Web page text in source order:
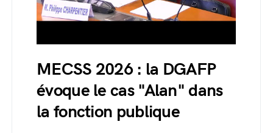
MECSS 2026 : la DGAFP
évoque le cas "Alan" dans
la fonction publique